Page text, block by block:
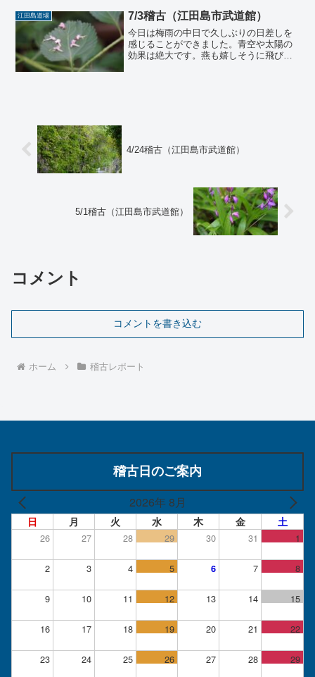
定にしていたのですが、祝日扱いとのこ
とで稽古ができないと...
江田島道場 7/3稽古（江田島市武道館）
今日は梅雨の中日で久しぶりの日差しを
感じることができました。青空や太陽の
効果は絶大です。燕も嬉しそうに飛び回
4/24稽古（江田島市武道館）
5/1稽古（江田島市武道館）
コメント
コメントを書き込む
ホーム 稽古レポート
稽古日のご案内
2026年 8月
日 月 火 水 木 金 土
26 27 28 29 30 31 1
2 3 4 5 6 7 8
9 10 11 12 13 14 15
16 17 18 19 20 21 22
23 24 25 26 27 28 29